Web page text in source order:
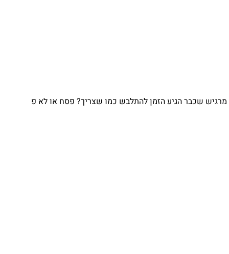
מרגיש שכבר הגיע הזמן להתלבש כמו שצריך? פסח או לא פ